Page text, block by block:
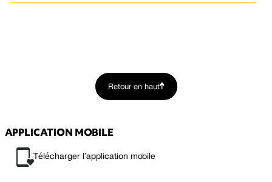
Retour en haut
APPLICATION MOBILE
Télécharger l’application mobile